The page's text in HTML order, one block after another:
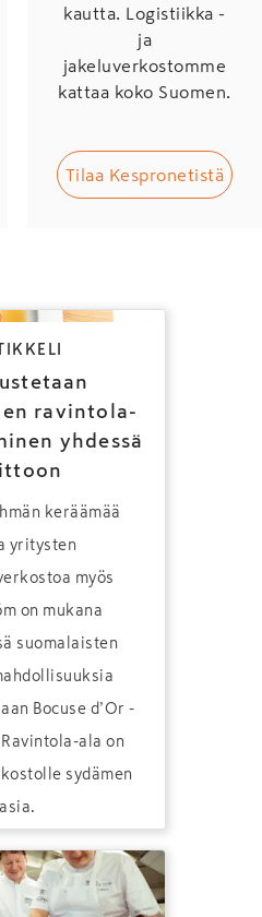
kautta. Logistiikka -
ja
jakeluverkostomme
kattaa koko Suomen.
Tilaa Kespronetistä
ravintola-
yhdessä
keräämää
yritysten
myös
on mukana
suomalaisten
Bocuse d’Or -
ala on
sydämen
asia.